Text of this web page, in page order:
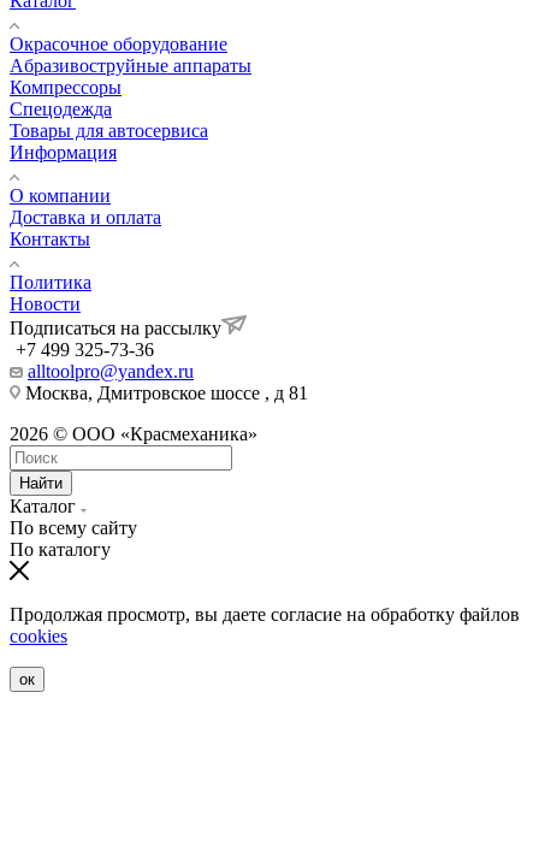
Окрасочное оборудование
Aбразивоструйные аппараты
Компрессоры
Спецодежда
Товары для автосервиса
Информация
О компании
Доставка и оплата
Контакты
Политика
Новости
Подписаться на рассылку
+7 499 325-73-36
alltoolpro@yandex.ru
Москва, Дмитровское шоссе , д 81
2026 © ООО «Красмеханика»
Найти
Каталог
По всему сайту
По каталогу
Продолжая просмотр, вы даете согласие на обработку файлов
cookies
ок